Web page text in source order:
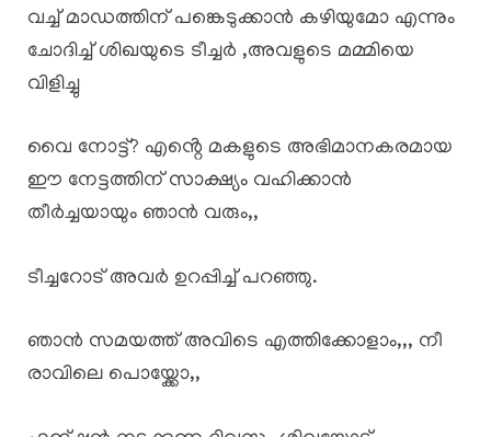
വച്ച് മാഡത്തിന് പങ്കെടുക്കാൻ കഴിയുമോ എന്നും
ചോദിച്ച് ശിഖയുടെ ടീച്ചർ ,അവളുടെ മമ്മിയെ
വിളിച്ചു
വൈ നോട്ട്? എൻ്റെ മകളുടെ അഭിമാനകരമായ
ഈ നേട്ടത്തിന് സാക്ഷ്യം വഹിക്കാൻ
തീർച്ചയായും ഞാൻ വരും,,
ടീച്ചറോട് അവർ ഉറപ്പിച്ച് പറഞ്ഞു.
ഞാൻ സമയത്ത് അവിടെ എത്തിക്കോളാം,,, നീ
രാവിലെ പൊയ്ക്കോ,,